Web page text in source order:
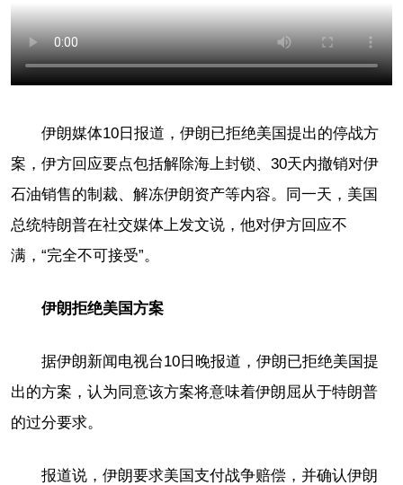
伊朗媒体10日报道，伊朗已拒绝美国提出的停战方
案，伊方回应要点包括解除海上封锁、30天内撤销对伊
石油销售的制裁、解冻伊朗资产等内容。同一天，美国
总统特朗普在社交媒体上发文说，他对伊方回应不
满，“完全不可接受”。
伊朗拒绝美国方案
据伊朗新闻电视台10日晚报道，伊朗已拒绝美国提
出的方案，认为同意该方案将意味着伊朗屈从于特朗普
的过分要求。
报道说，伊朗要求美国支付战争赔偿，并确认伊朗